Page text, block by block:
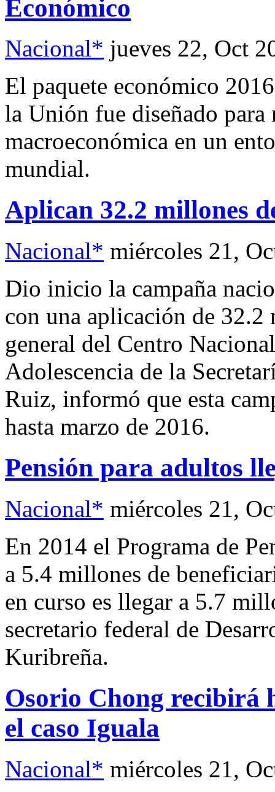
Económico
Nacional* jueves 22, Oct
El paquete económico
la Unión fue diseñado para
macroeconómica en un
mundial.
Aplican 32.2 millones
Nacional* miércoles 21,
Dio inicio la campaña
con una aplicación de
general del Centro
Adolescencia de la
Ruiz, informó que esta
hasta marzo de 2016.
Pensión para adultos
Nacional* miércoles 21,
En 2014 el Programa de
a 5.4 millones de
en curso es llegar a 5.7
secretario federal de
Kuribreña.
Osorio Chong recibirá
el caso Iguala
Nacional* miércoles 21,